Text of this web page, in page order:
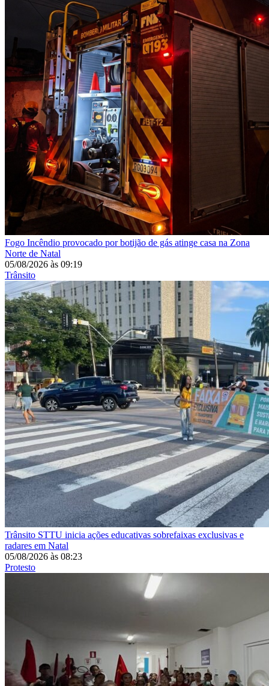
Fogo Incêndio provocado por botijão de gás atinge casa na Zona
Norte de Natal
05/08/2026 às 09:19
Trânsito
Trânsito STTU inicia ações educativas sobrefaixas exclusivas e
radares em Natal
05/08/2026 às 08:23
Protesto